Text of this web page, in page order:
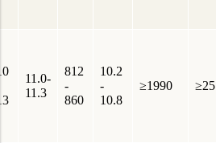
11.0-
11.3
812
-
860
10.2
-
10.8
≥1990 ≥25